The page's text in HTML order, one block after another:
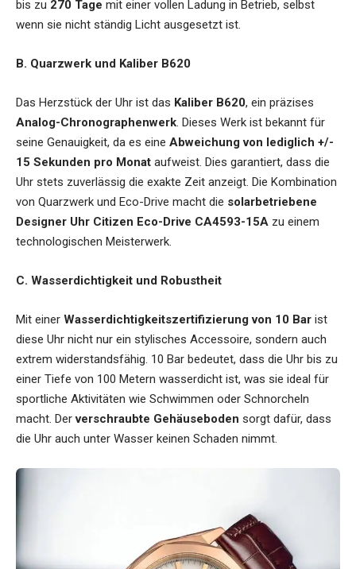
bis zu 270 Tage mit einer vollen Ladung in Betrieb, selbst
wenn sie nicht ständig Licht ausgesetzt ist.
B. Quarzwerk und Kaliber B620
Das Herzstück der Uhr ist das Kaliber B620, ein präzises
Analog-Chronographenwerk . Dieses Werk ist bekannt für
seine Genauigkeit, da es eine Abweichung von lediglich +/-
15 Sekunden pro Monat aufweist. Dies garantiert, dass die
Uhr stets zuverlässig die exakte Zeit anzeigt. Die Kombination
von Quarzwerk und Eco-Drive macht die solarbetriebene
Designer Uhr Citizen Eco-Drive CA4593-15A zu einem
technologischen Meisterwerk.
C. Wasserdichtigkeit und Robustheit
Mit einer Wasserdichtigkeitszertifizierung von 10 Bar ist
diese Uhr nicht nur ein stylisches Accessoire, sondern auch
extrem widerstandsfähig. 10 Bar bedeutet, dass die Uhr bis zu
einer Tiefe von 100 Metern wasserdicht ist, was sie ideal für
sportliche Aktivitäten wie Schwimmen oder Schnorcheln
macht. Derverschraubte Gehäuseboden sorgt dafür, dass
die Uhr auch unter Wasser keinen Schaden nimmt.